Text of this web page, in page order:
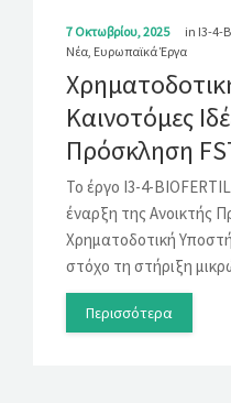
7 Οκτωβρίου, 2025 in I3-4-
Νέα, Ευρωπαϊκά Έργα
Καινοτόμες
Πρόσκληση
Το έργο I3-4-
έναρξη της Ανοικτής
Χρηματοδοτική
στόχο τη στήριξη
Περισσότερα